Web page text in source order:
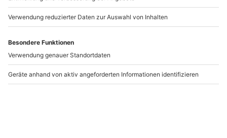
Hause.
WEITERE INFORMATIONEN
Bitte beachte, dass vor Ort ein Haftungsausschluss
unterzeichnet werden muss.
www.b2b.mydays.de/
Artikelnummer:36612
Andere Produkte entdecken